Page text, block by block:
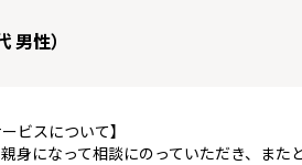
男性）
ービスについて】
身になって相談にのっていただき、また